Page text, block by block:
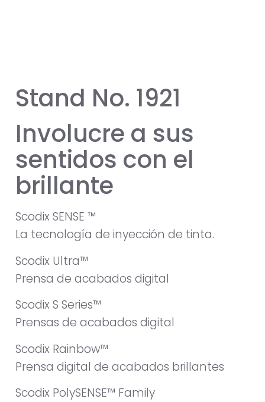
Stand No. 1921
Involucre a sus
sentidos con el
brillante
Scodix SENSE ™
La tecnología de inyección de tinta.
Scodix Ultra™
Prensa de acabados digital
Scodix S Series™
Prensas de acabados digital
Scodix Rainbow™
Prensa digital de acabados brillantes
Scodix PolySENSE™ Family